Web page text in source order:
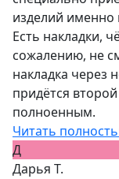
изделий именно
Есть накладки,
сожалению, не
накладка через
придётся
полноенным.
Читать
Д
Дарья Т.